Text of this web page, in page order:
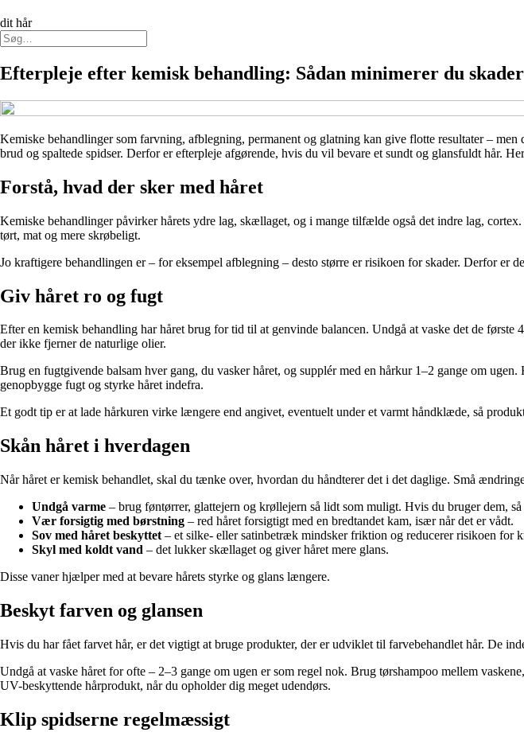
dit hår
Efterpleje efter kemisk behandling: Sådan minimerer du
Kemiske behandlinger som farvning, afblegning, permanent og glatning kan give flotte resultater –
brud og spaltede spidser. Derfor er efterpleje afgørende, hvis du vil bevare et sundt og glansfuldt hår.
Forstå, hvad der sker med håret
Kemiske behandlinger påvirker hårets ydre lag, skællaget, og i mange tilfælde også det indre lag,
tørt, mat og mere skrøbeligt.
Jo kraftigere behandlingen er – for eksempel afblegning – desto større er risikoen for skader. Derfor er
Giv håret ro og fugt
Efter en kemisk behandling har håret brug for tid til at genvinde balancen. Undgå at vaske det de
der ikke fjerner de naturlige olier.
Brug en fugtgivende balsam hver gang, du vasker håret, og supplér med en hårkur 1–2 gange om
genopbygge fugt og styrke håret indefra.
Et godt tip er at lade hårkuren virke længere end angivet, eventuelt under et varmt håndklæde, så
Skån håret i hverdagen
Når håret er kemisk behandlet, skal du tænke over, hvordan du håndterer det i det daglige. Små
Undgå varme – brug føntørrer, glattejern og krøllejern så lidt som muligt. Hvis du bruger dem,
Vær forsigtig med børstning – red håret forsigtigt med en bredtandet kam, især når det er vådt.
Sov med håret beskyttet – et silke- eller satinbetræk mindsker friktion og reducerer risikoen for
Skyl med koldt vand – det lukker skællaget og giver håret mere glans.
Disse vaner hjælper med at bevare hårets styrke og glans længere.
Beskyt farven og glansen
Hvis du har fået farvet hår, er det vigtigt at bruge produkter, der er udviklet til farvebehandlet hår. De
Undgå at vaske håret for ofte – 2–3 gange om ugen er som regel nok. Brug tørshampoo mellem
UV-beskyttende hårprodukt, når du opholder dig meget udendørs.
Klip spidserne regelmæssigt